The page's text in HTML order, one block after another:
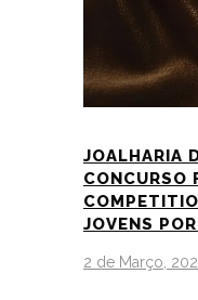
JOALHARIA
CONCURSO
JOVENS
2 de Março,